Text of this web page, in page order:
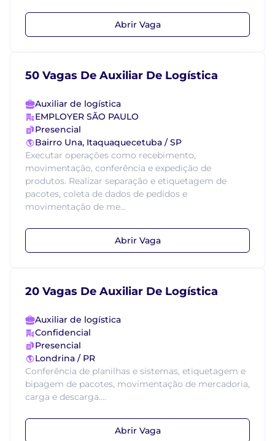
Abrir Vaga
50 Vagas De Auxiliar De Logística
Auxiliar de logística
EMPLOYER SÃO PAULO
Presencial
Bairro Una, Itaquaquecetuba / SP
Executar operações como recebimento,
movimentação, conferência e expedição de
produtos. Realizar separação e etiquetagem de
pacotes, coleta de dados de pedidos e
movimentação de me...
Abrir Vaga
20 Vagas De Auxiliar De Logística
Auxiliar de logística
Confidencial
Presencial
Londrina / PR
Conferência de planilhas e sistemas, etiquetagem e
bipagem de pacotes, movimentação de mercadoria,
carga e descarga....
Abrir Vaga